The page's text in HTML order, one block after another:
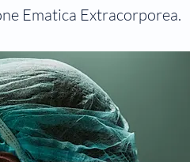
Ematica Extracorporea.